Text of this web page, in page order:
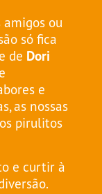
ou
só fica
de Dori
e
as nossas
pirulitos
e curtir à